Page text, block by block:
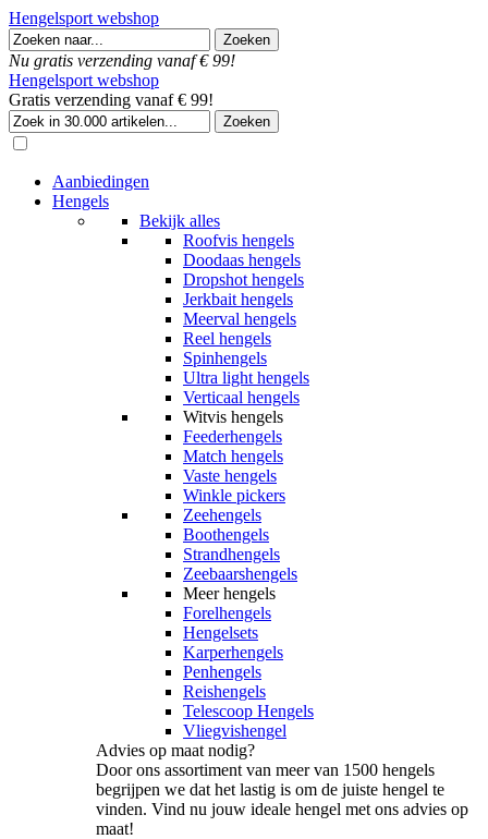
Hengelsport webshop
Nu gratis verzending vanaf € 99!
Hengelsport webshop
Gratis verzending vanaf € 99!
Aanbiedingen
Hengels
Bekijk alles
Roofvis hengels
Doodaas hengels
Dropshot hengels
Jerkbait hengels
Meerval hengels
Reel hengels
Spinhengels
Ultra light hengels
Verticaal hengels
Witvis hengels
Feederhengels
Match hengels
Vaste hengels
Winkle pickers
Zeehengels
Boothengels
Strandhengels
Zeebaarshengels
Meer hengels
Forelhengels
Hengelsets
Karperhengels
Penhengels
Reishengels
Telescoop Hengels
Vliegvishengel
Advies op maat nodig?
Door ons assortiment van meer van 1500 hengels
begrijpen we dat het lastig is om de juiste hengel te
vinden. Vind nu jouw ideale hengel met ons advies op
maat!